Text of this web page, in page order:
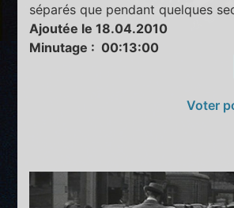
séparés que pendant quelques
Ajoutée le 18.04.2010
Minutage : 00:13:00
Voter